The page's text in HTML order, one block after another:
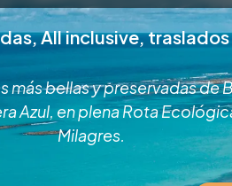
All inclusive,
más bellas y preservadas de
Azul, en plena Rota
Milagres.